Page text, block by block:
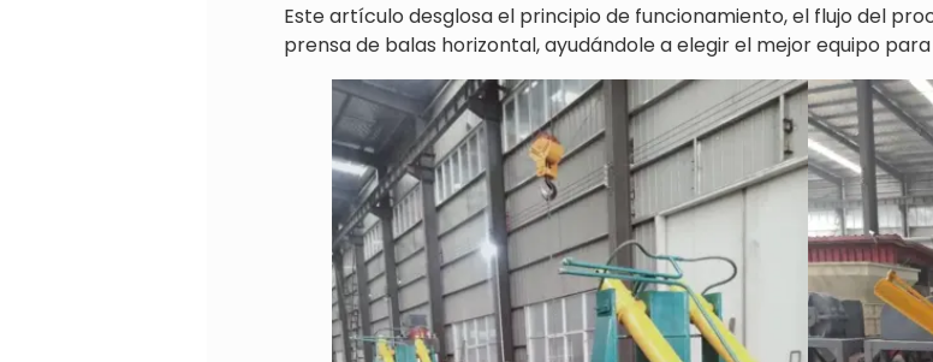
Este artículo desglosa el principio de funcionamiento, el flujo del
prensa de balas horizontal, ayudándole a elegir el mejor equipo